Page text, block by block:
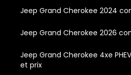
Jeep Grand Cherokee 2024
Jeep Grand Cherokee 2026
Jeep Grand Cherokee 4xe
et prix